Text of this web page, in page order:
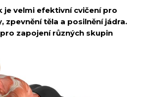
je velmi efektivní cvičení pro
zpevnění těla a posilnění jádra.
zapojení různých skupin